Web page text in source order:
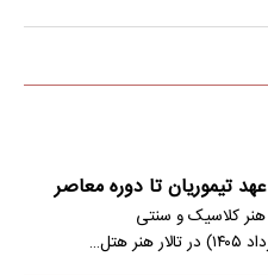
هنر کلاسیک و سنتی